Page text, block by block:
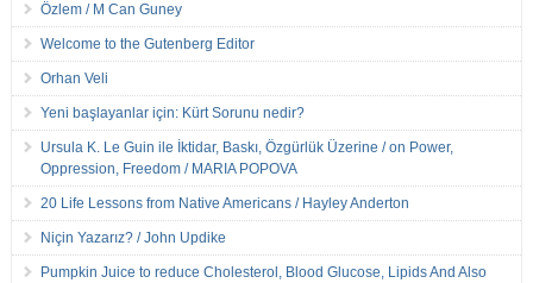
Özlem / M Can Guney
Welcome to the Gutenberg Editor
Orhan Veli
Yeni başlayanlar için: Kürt Sorunu nedir?
Ursula K. Le Guin ile İktidar, Baskı, Özgürlük Üzerine / on Power,
Oppression, Freedom / MARIA POPOVA
20 Life Lessons from Native Americans / Hayley Anderton
Niçin Yazarız? / John Updike
Pumpkin Juice to reduce Cholesterol, Blood Glucose, Lipids And Also